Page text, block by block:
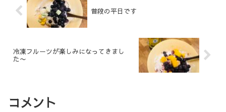
普段の平日です
冷凍フルーツが楽しみになってきまし
た〜
コメント